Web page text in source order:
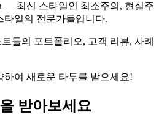
— 최신 스타일인 최소주의, 현실주
타일의 전문가들입니다.
들의 포트폴리오, 고객 리뷰, 사례
하여 새로운 타투를 받으세요!
받아보세요